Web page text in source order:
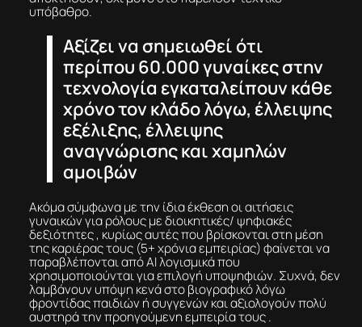
υπόβαθρο.
Αξίζει να σημειωθεί ότι
περίπου 60.000 γυναίκες στην
τεχνολογία εγκαταλείπουν κάθε
χρόνο τον κλάδο λόγω, έλλειψης
εξέλιξης, έλλειψης
αναγνώρισης και χαμηλών
αμοιβών
Ακόμα σύμφωνα με την ίδια έκθεση οι αιτήσεις
γυναικών για ρόλους με διοικητικές/ ψηφιακές
δεξιότητες , κυρίως αυτές που βρίσκονται στη μέση
της καριέρας τους (5+ χρόνια εμπειρίας) φαίνεται να
παραβλέπονται από ΑΙ λογισμικά που
χρησιμοποιούνται για επιλογή υποψηφιών. Συχνά, δεν
λαμβάνουν υπόψη κενά στο βιογραφικό λόγω
φροντίδας παιδιών ή συγγενών και αξιολογούν πολύ
αυστηρά την προηγούμενη εμπειρία τους .